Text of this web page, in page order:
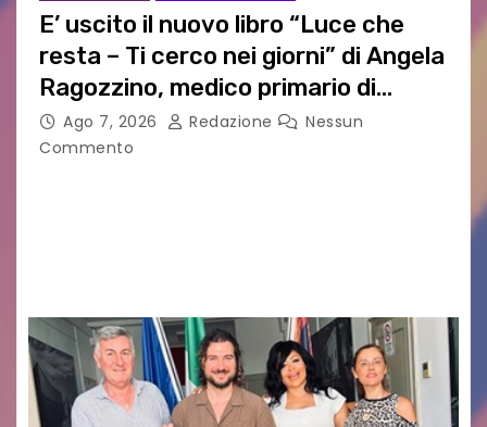
E’ uscito il nuovo libro “Luce che
resta – Ti cerco nei giorni” di Angela
Ragozzino, medico primario di
Capua
Ago 7, 2026 Redazione
Nessun
Commento